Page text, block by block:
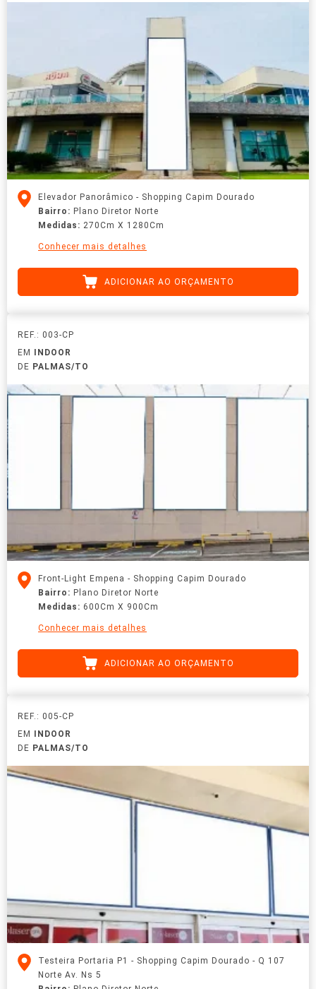
Elevador Panorâmico - Shopping Capim Dourado
Bairro: Plano Diretor Norte
Medidas: 270Cm X 1280Cm
Conhecer mais detalhes
ADICIONAR AO ORÇAMENTO
REF.: 003-CP
EM INDOOR
DE PALMAS/TO
Front-Light Empena - Shopping Capim Dourado
Bairro: Plano Diretor Norte
Medidas: 600Cm X 900Cm
Conhecer mais detalhes
ADICIONAR AO ORÇAMENTO
REF.: 005-CP
EM
INDOOR
DE PALMAS/TO
Testeira Portaria P1 - Shopping Capim Dourado - Q 107
Norte Av. Ns 5